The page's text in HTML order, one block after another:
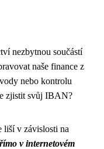
nezbytnou součástí
naše finance z
nebo kontrolu
zjistit svůj IBAN?
liší v závislosti na
v internetovém